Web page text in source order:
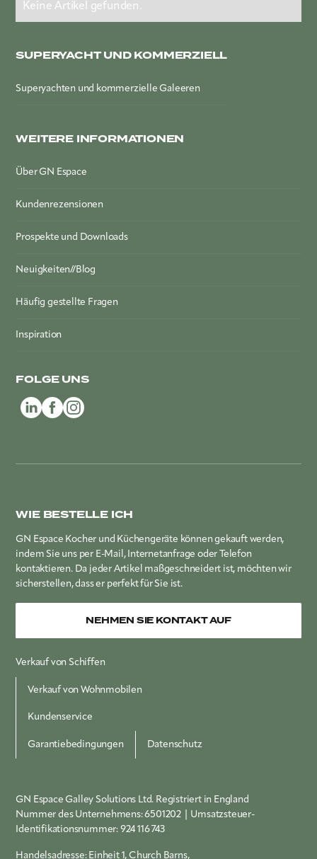
Keine Artikel gefunden.
SUPERYACHT UND KOMMERZIELL
Superyachten und kommerzielle Galeeren
WEITERE INFORMATIONEN
Über GN Espace
Kundenrezensionen
Prospekte und Downloads
Neuigkeiten//Blog
Häufig gestellte Fragen
Inspiration
FOLGE UNS
WIE BESTELLE ICH
GN Espace Kocher und Küchengeräte können gekauft werden,
indem Sie uns per E-Mail, Internetanfrage oder Telefon
kontaktieren. Da jeder Artikel maßgeschneidert ist, möchten wir
sicherstellen, dass er perfekt für Sie ist.
NEHMEN SIE KONTAKT AUF
Verkauf von Schiffen
Verkauf von Wohnmobilen
Kundenservice
Garantiebedingungen Datenschutz
GN Espace Galley Solutions Ltd. Registriert in England
Nummer des Unternehmens:6501202 | Umsatzsteuer-
Identifikationsnummer: 924 116 743
Handelsadresse: Einheit 1, Church Barns,